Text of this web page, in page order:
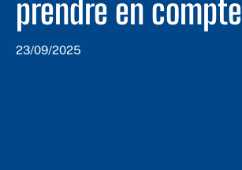
prendre en compte
23/09/2025